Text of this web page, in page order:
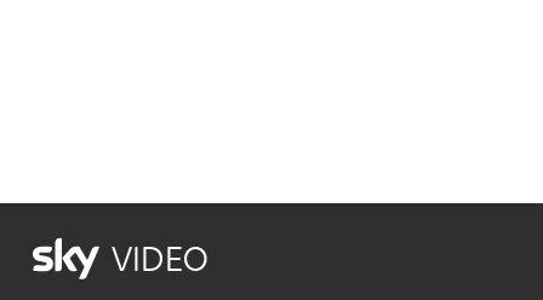
VIDEO